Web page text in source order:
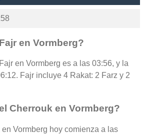
en Vormberg?
en Vormberg es a las 03:56, y la
Fajr incluye 4 Rakat: 2 Farz y 2
Cherrouk en Vormberg?
Vormberg hoy comienza a las